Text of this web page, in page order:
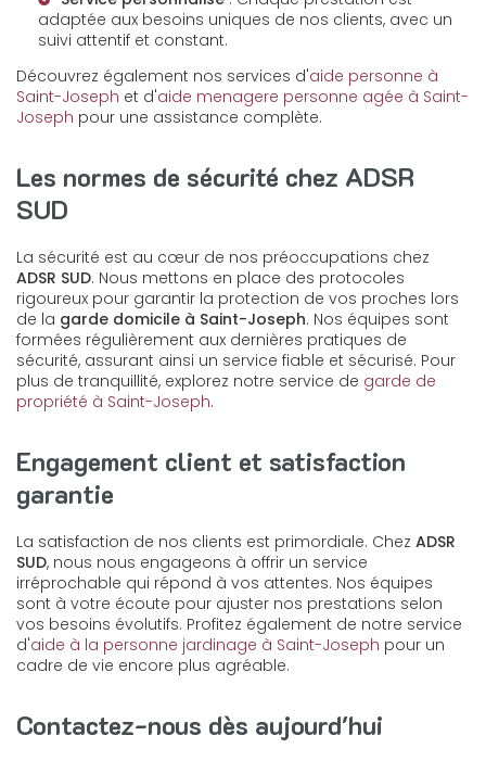
adaptée aux besoins uniques de nos clients, avec un
suivi attentif et constant.
Découvrez également nos services d'aide personne à
Saint-Joseph et d'aide menagere personne agée à Saint-
Joseph pour une assistance complète.
Les normes de sécurité chez ADSR
SUD
La sécurité est au cœur de nos préoccupations chez
ADSR SUD. Nous mettons en place des protocoles
rigoureux pour garantir la protection de vos proches lors
de la garde domicile à Saint-Joseph. Nos équipes sont
formées régulièrement aux dernières pratiques de
sécurité, assurant ainsi un service fiable et sécurisé. Pour
plus de tranquillité, explorez notre service de garde de
propriété à Saint-Joseph.
Engagement client et satisfaction
garantie
La satisfaction de nos clients est primordiale. Chez ADSR
SUD, nous nous engageons à offrir un service
irréprochable qui répond à vos attentes. Nos équipes
sont à votre écoute pour ajuster nos prestations selon
vos besoins évolutifs. Profitez également de notre service
d'aide à la personne jardinage à Saint-Joseph pour un
cadre de vie encore plus agréable.
Contactez-nous dès aujourd'hui